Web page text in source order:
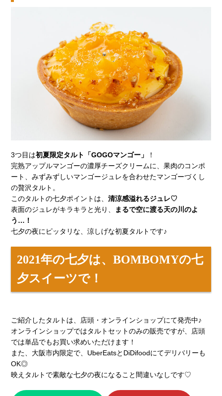
3つ目は初夏限定タルト「GOGOマンゴー」
！
完熟アップルマンゴーの濃厚チーズクリームに、果肉のコンポ
ート、みずみずしいマンゴージュレを合わせたマンゴーづくし
の贅沢タルト。
このタルトの七夕ポイントは、清涼感溢れるジュレ♡
表面のジュレがキラキラと光り、
まるで空に渡る天の川のよ
う…！
七夕の夜にピッタリな、涼しげな初夏タルトです♪
2021年の七夕は、BOMBOMYの七
夕スイーツで！
ご紹介したタルトは、店頭・オンラインショップにて発売中♪
オンラインショップではタルトセットのみの販売ですが、店頭
では単品でもお買い求めいただけます！
また、大阪市内限定で、UberEatsとDiDifoodにてデリバリーも
OK◎
映えタルトで素敵な七夕の夜になること間違いなしです♡